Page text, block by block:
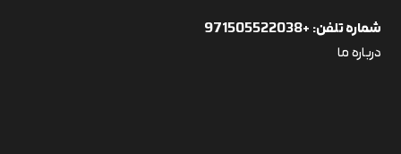
شماره تلفن:+971505522038
درباره ما